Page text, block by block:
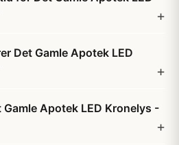
Det Gamle Apotek LED
Apotek LED Kronelys -